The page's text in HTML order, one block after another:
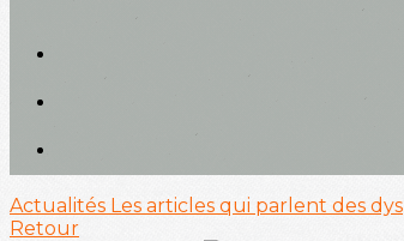
Actualités Les articles qui parlent des dys
Retour